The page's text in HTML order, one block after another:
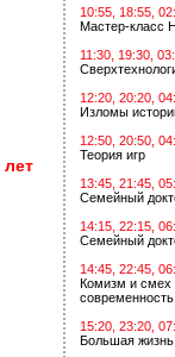
лет
10:55, 18:55,
Мастер-класс
11:30, 19:30,
12:20, 20:20,
Изломы
12:50, 20:50,
Теория игр
13:45, 21:45,
Семейный
14:15, 22:15,
Семейный
14:45, 22:45,
Комизм и смех
современность
15:20, 23:20,
Большая жизнь